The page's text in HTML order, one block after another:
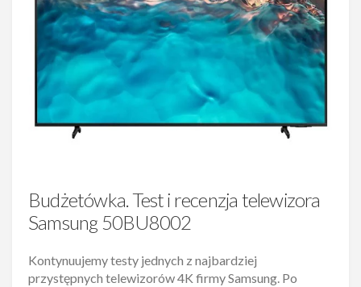
Budżetówka. Test i recenzja telewizora
Samsung 50BU8002
Kontynuujemy testy jednych z najbardziej
przystępnych telewizorów 4K firmy Samsung. Po